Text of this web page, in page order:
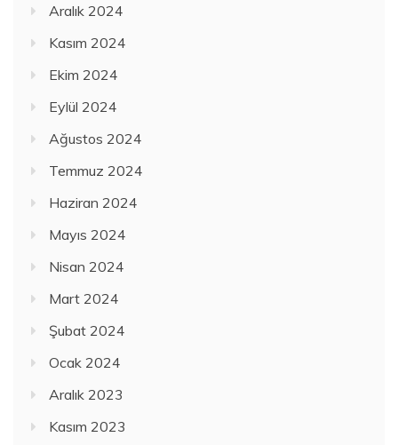
Aralık 2024
Kasım 2024
Ekim 2024
Eylül 2024
Ağustos 2024
Temmuz 2024
Haziran 2024
Mayıs 2024
Nisan 2024
Mart 2024
Şubat 2024
Ocak 2024
Aralık 2023
Kasım 2023